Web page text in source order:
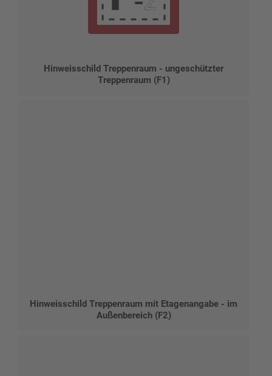
Hinweisschild Treppenraum - ungeschützter
Treppenraum (F1)
Hinweisschild Treppenraum mit Etagenangabe - im
Außenbereich (F2)